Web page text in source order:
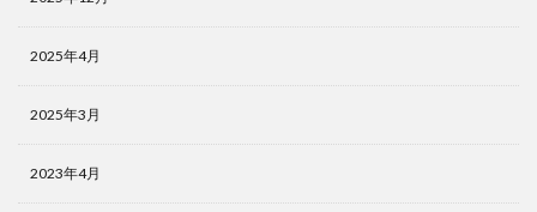
2025年4月
2025年3月
2023年4月